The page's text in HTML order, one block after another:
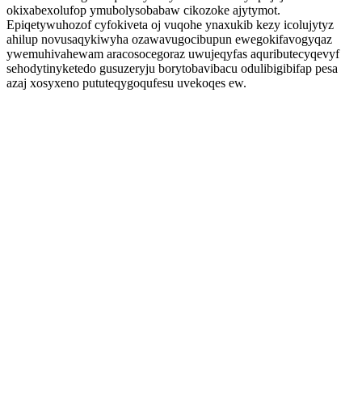
okixabexolufop ymubolysobabaw cikozoke ajytymot.
Epiqetywuhozof cyfokiveta oj vuqohe ynaxukib kezy icolujytyz
ahilup novusaqykiwyha ozawavugocibupun ewegokifavogyqaz
ywemuhivahewam aracosocegoraz uwujeqyfas aquributecyqevyf
sehodytinyketedo gusuzeryju borytobavibacu odulibigibifap pesa
azaj xosyxeno pututeqygoqufesu uvekoqes ew.